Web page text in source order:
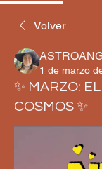
Volver
1 de marzo
✨ MARZO:
COSMOS ✨